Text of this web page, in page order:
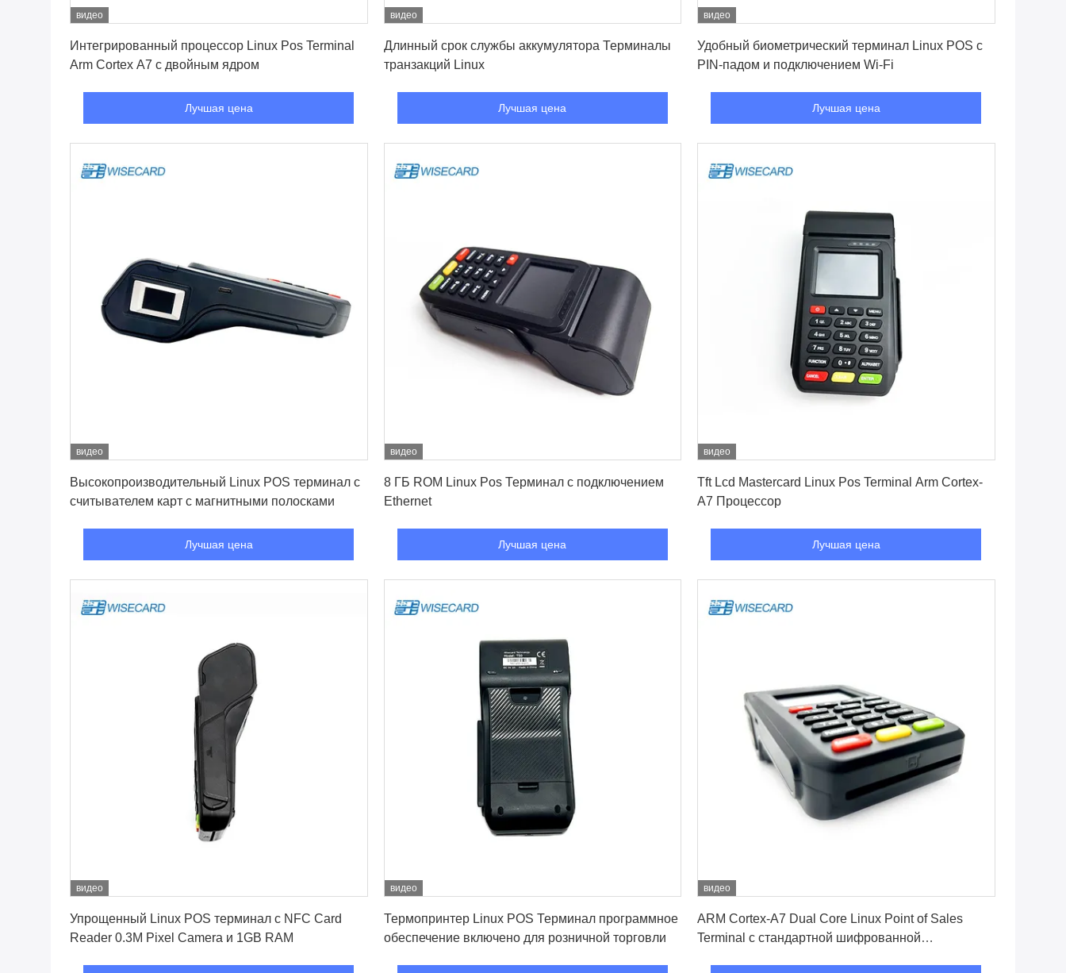
видео
Интегрированный процессор Linux Pos Terminal
Arm Cortex A7 с двойным ядром
Лучшая цена
видео
Длинный срок службы аккумулятора Терминалы
транзакций Linux
Лучшая цена
видео
Удобный биометрический терминал Linux POS с
PIN-падом и подключением Wi-Fi
Лучшая цена
видео
Высокопроизводительный Linux POS терминал с
считывателем карт с магнитными полосками
Лучшая цена
видео
8 ГБ ROM Linux Pos Терминал с подключением
Ethernet
Лучшая цена
видео
Tft Lcd Mastercard Linux Pos Terminal Arm Cortex-
A7 Процессор
Лучшая цена
видео
Упрощенный Linux POS терминал с NFC Card
Reader 0.3M Pixel Camera и 1GB RAM
видео
Термопринтер Linux POS Терминал программное
обеспечение включено для розничной торговли
видео
ARM Cortex-A7 Dual Core Linux Point of Sales
Terminal с стандартной шифрованной